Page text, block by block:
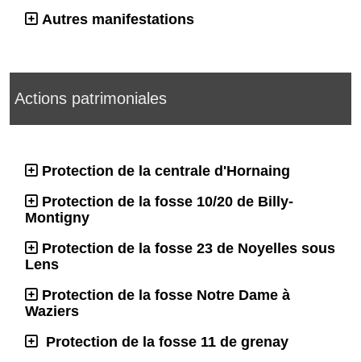
Autres manifestations
Actions patrimoniales
Protection de la centrale d'Hornaing
Protection de la fosse 10/20 de Billy-
Montigny
Protection de la fosse 23 de Noyelles sous
Lens
Protection de la fosse Notre Dame à
Waziers
Protection de la fosse 11 de grenay